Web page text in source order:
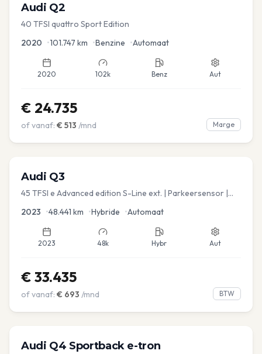
Audi Q2
40 TFSI quattro Sport Edition
2020 •101.747 km •Benzine •Automaat
2020 102k Benz Aut
€ 24.735
of vanaf: € 513 /mnd Marge
Audi Q3
45 TFSI e Advanced edition S-Line ext. | Parkeersensor |
2023 •48.441 km •Hybride •Automaat
2023 48k Hybr Aut
€ 33.435
of vanaf: € 693 /mnd BTW
Audi Q4 Sportback e-tron